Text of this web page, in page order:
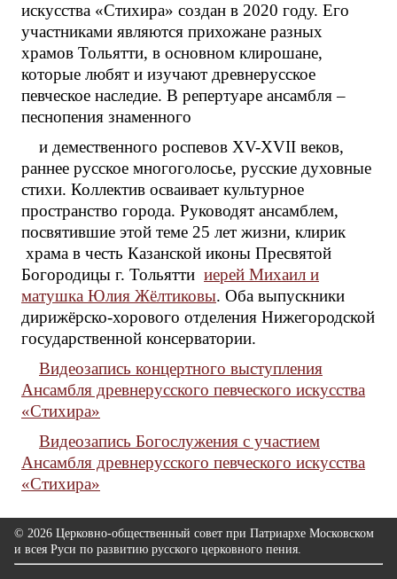
искусства «Стихира» создан в 2020 году. Его
участниками являются прихожане разных
храмов Тольятти, в основном клирошане,
которые любят и изучают древнерусское
певческое наследие. В репертуаре ансамбля –
песнопения знаменного
и демественного роспевов XV-XVII веков,
раннее русское многоголосье, русские духовные
стихи. Коллектив осваивает культурное
пространство города. Руководят ансамблем,
посвятившие этой теме 25 лет жизни, клирик
храма в честь Казанской иконы Пресвятой
Богородицы г. Тольятти иерей Михаил и
матушка Юлия Жёлтиковы. Оба выпускники
дирижёрско-хорового отделения Нижегородской
государственной консерватории.
Видеозапись концертного выступления
Ансамбля древнерусского певческого искусства
«Стихира»
Видеозапись Богослужения с участием
Ансамбля древнерусского певческого искусства
«Стихира»
© 2026 Церковно-общественный совет при Патриархе Московском
и всея Руси по развитию русского церковного пения.